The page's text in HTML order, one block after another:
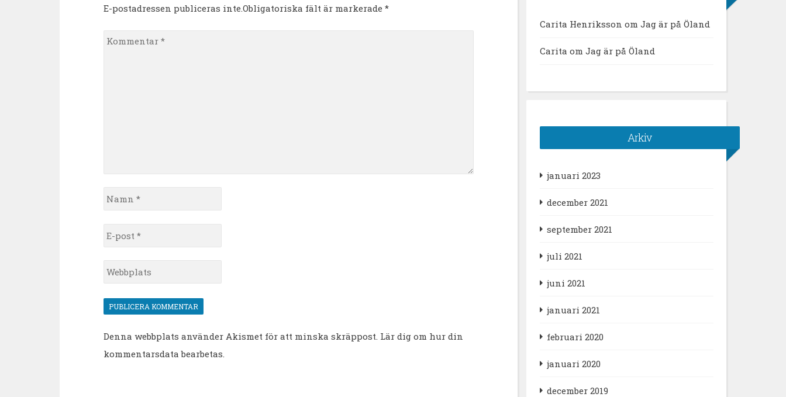
E-postadressen publiceras inte.Obligatoriska fält är markerade *
Kommentar
Namn
*
E-
post
*Webbplats
Denna webbplats använder Akismet för att minska skräppost. Lär dig om hur din
kommentarsdata bearbetas.
Carita Henriksson om Jag är på Öland
Carita om Jag är på Öland
Arkiv
januari 2023
december 2021
september 2021
juli 2021
juni 2021
januari 2021
februari 2020
januari 2020
december 2019